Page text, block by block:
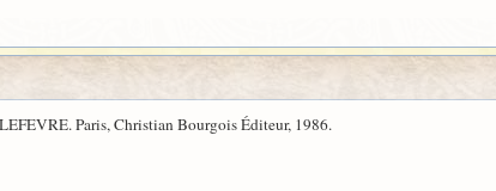
Paris, Christian Bourgois Éditeur, 1986.